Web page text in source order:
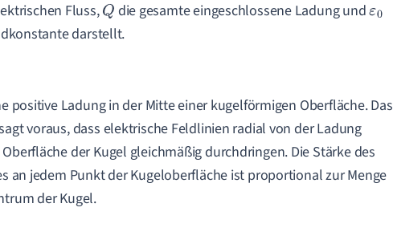
Fluss,Q die gesamte eingeschlossene Ladung undε0
darstellt.
positive Ladung in der Mitte einer kugelförmigen Oberfläche. Das
voraus, dass elektrische Feldlinien radial von der Ladung
der Kugel gleichmäßig durchdringen. Die Stärke des
an jedem Punkt der Kugeloberfläche ist proportional zur Menge
der Kugel.